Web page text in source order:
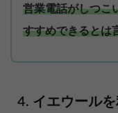
営業電話がしつこ
すすめできるとは
イエウール